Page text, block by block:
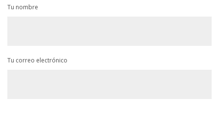
Tu nombre
Tu correo electrónico